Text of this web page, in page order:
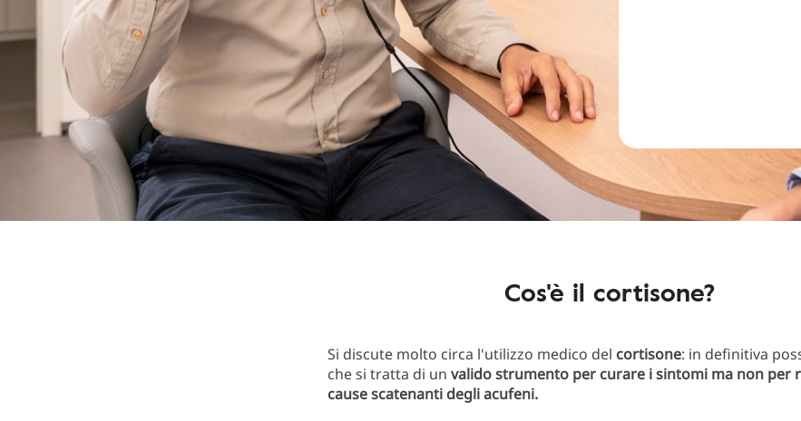
Cos'è il cortisone?
Si discute molto circa l'utilizzo medico del cortisone: in definitiva
che si tratta di un valido strumento per curare i sintomi ma non per
cause scatenanti degli acufeni.